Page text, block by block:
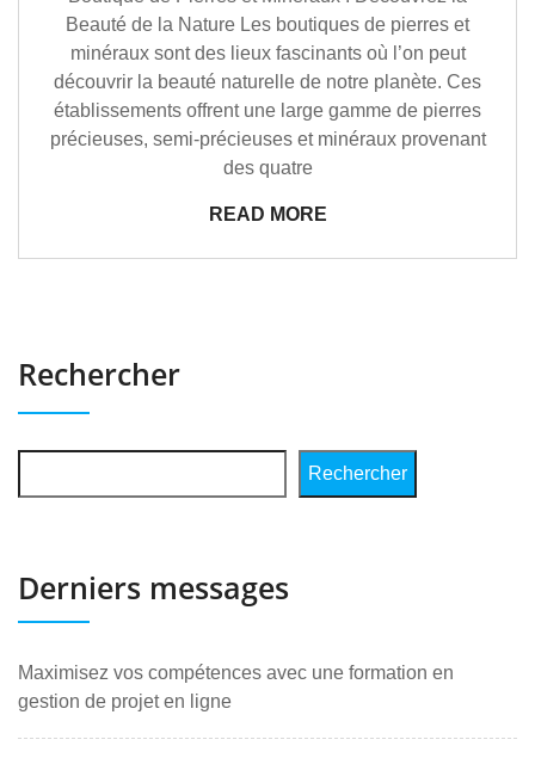
Beauté de la Nature Les boutiques de pierres et
minéraux sont des lieux fascinants où l’on peut
découvrir la beauté naturelle de notre planète. Ces
établissements offrent une large gamme de pierres
précieuses, semi-précieuses et minéraux provenant
des quatre
READ MORE
Rechercher
Rechercher
Derniers messages
Maximisez vos compétences avec une formation en
gestion de projet en ligne